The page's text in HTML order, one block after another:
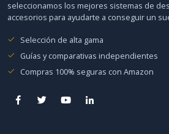
seleccionamos los mejores sistemas de
accesorios para ayudarte a conseguir un
Selección de alta gama
Guías y comparativas independientes
Compras 100% seguras con Amazon